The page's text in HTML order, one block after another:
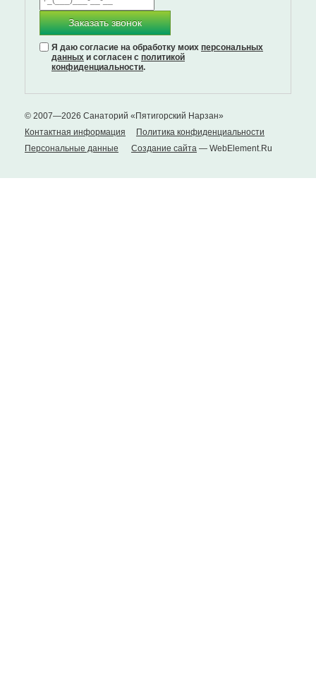
Заказать звонок
Я даю согласие на обработку моих персональных
данных и согласен с политикой
конфиденциальности.
© 2007—2026 Санаторий «Пятигорский Нарзан»
Контактная информация
Политика конфиденциальности
Персональные данные
Создание сайта — WebElement.Ru